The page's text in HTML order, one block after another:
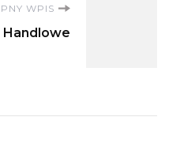
WPIS
Handlowe